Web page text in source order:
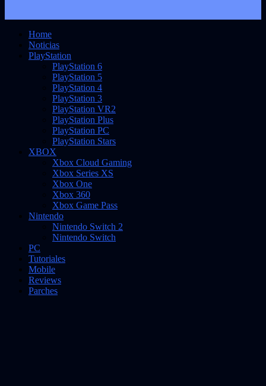
Home
Noticias
PlayStation
PlayStation 6
PlayStation 5
PlayStation 4
PlayStation 3
PlayStation VR2
PlayStation Plus
PlayStation PC
PlayStation Stars
XBOX
Xbox Cloud Gaming
Xbox Series XS
Xbox One
Xbox 360
Xbox Game Pass
Nintendo
Nintendo Switch 2
Nintendo Switch
PC
Tutoriales
Mobile
Reviews
Parches